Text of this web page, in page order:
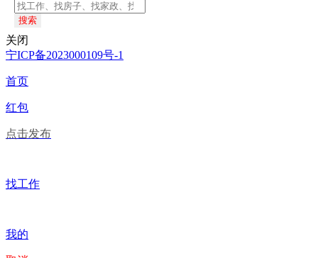
搜索
关闭
宁ICP备2023000109号-1
首页
红包
点击发布
找工作
我的